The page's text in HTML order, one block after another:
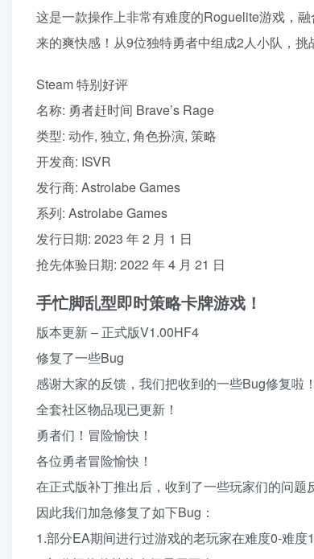
这是一款操作上非常有难度的Roguelite游戏，
来的爽快感！从9位独特勇者中组成2人小队，
Steam 特别好评
名称: 勇者赶时间 Brave’s Rage
类型: 动作, 独立, 角色扮演, 策略
开发商: ISVR
发行商: Astrolabe Games
系列: Astrolabe Games
发行日期: 2023 年 2 月 1 日
抢先体验日期: 2022 年 4 月 21 日
手忙脚乱型即时策略卡牌游戏！
版本更新 – 正式版V1.00HF4
修复了一些Bug
感谢大家的反馈，我们把收到的一些Bug修复啦！
全套社区物品现已更新！
勇者们！冒险愉快！
各位勇者冒险愉快！
在正式版补丁推出后，收到了一些玩家们的问题
因此我们加急修复了如下Bug：
1.部分EA期间进行过游戏的老玩家在难度0-难度